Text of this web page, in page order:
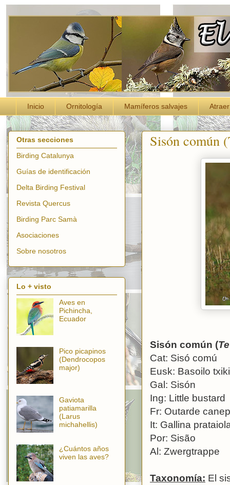
Inicio Ornitología Mamíferos salvajes
Sisón común
Sisón común (
Cat: Sisó comú
Eusk: Basoilo
Gal: Sisón
Ing: Little bustard
Fr: Outarde
It: Gallina
Por: Sisão
Al: Zwergtrappe
Taxonomía: El
Otras secciones
Birding Catalunya
Guías de identificación
Delta Birding Festival
Revista Quercus
Birding Parc Samà
Asociaciones
Sobre nosotros
Lo + visto
Aves en
Pichincha,
Ecuador
Pico picapinos
(Dendrocopos
major)
Gaviota
patiamarilla
(Larus
michahellis)
¿Cuántos años
viven las aves?